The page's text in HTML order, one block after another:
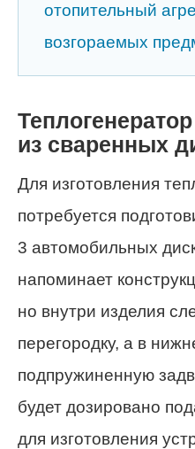
отопительный
возгораемых
из сваренных
Для изготовления
потребуется
3 автомобильных
напоминает
но внутри изделия
перегородку, а в
подпружиненную
будет дозировано
для изготовления